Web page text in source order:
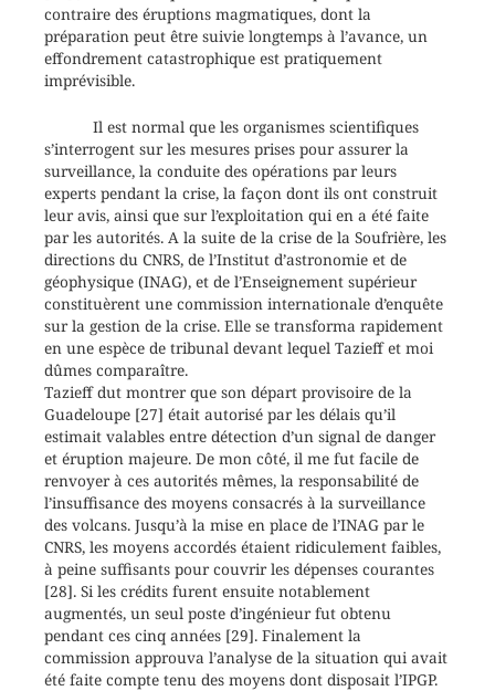
contraire des éruptions magmatiques, dont la
préparation peut être suivie longtemps à l’avance, un
effondrement catastrophique est pratiquement
imprévisible.
Il est normal que les organismes scientifiques
s’interrogent sur les mesures prises pour assurer la
surveillance, la conduite des opérations par leurs
experts pendant la crise, la façon dont ils ont construit
leur avis, ainsi que sur l’exploitation qui en a été faite
par les autorités. A la suite de la crise de la Soufrière, les
directions du CNRS, de l’Institut d’astronomie et de
géophysique (INAG), et de l’Enseignement supérieur
constituèrent une commission internationale d’enquête
sur la gestion de la crise. Elle se transforma rapidement
en une espèce de tribunal devant lequel Tazieff et moi
dûmes comparaître.
Tazieff dut montrer que son départ provisoire de la
Guadeloupe [27] était autorisé par les délais qu’il
estimait valables entre détection d’un signal de danger
et éruption majeure. De mon côté, il me fut facile de
renvoyer à ces autorités mêmes, la responsabilité de
l’insuffisance des moyens consacrés à la surveillance
des volcans. Jusqu’à la mise en place de l’INAG par le
CNRS, les moyens accordés étaient ridiculement faibles,
à peine suffisants pour couvrir les dépenses courantes
[28]. Si les crédits furent ensuite notablement
augmentés, un seul poste d’ingénieur fut obtenu
pendant ces cinq années [29]. Finalement la
commission approuva l’analyse de la situation qui avait
été faite compte tenu des moyens dont disposait l’IPGP.